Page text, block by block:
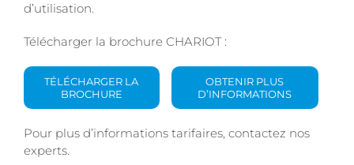
d’utilisation.
Télécharger la brochure CHARIOT :
TÉLÉCHARGER LA
BROCHURE
OBTENIR PLUS
D’INFORMATIONS
Pour plus d’informations tarifaires, contactez nos
experts.